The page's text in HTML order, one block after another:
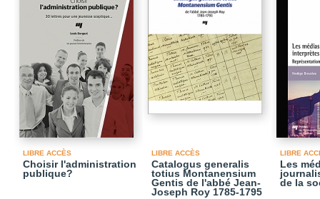
LIBRE ACCÈS
Choisir l'administration
publique?
LIBRE ACCÈS
Catalogus generalis
totius Montanensium
Gentis de l'abbé Jean-
Joseph Roy 1785-1795
LIBRE
Les
de la